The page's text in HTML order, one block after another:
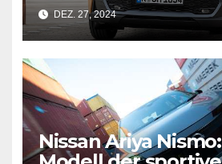
DEZ. 27, 2024
Nissan Ariya